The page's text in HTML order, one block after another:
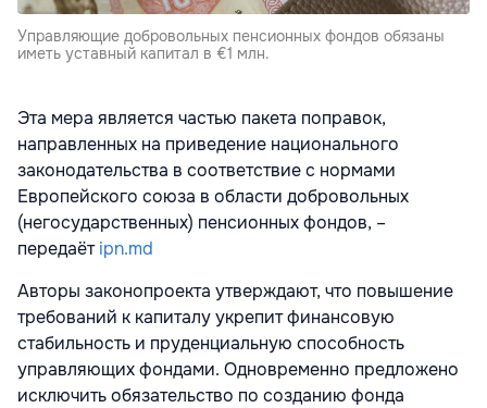
Управляющие добровольных пенсионных фондов обязаны
иметь уставный капитал в €1 млн.
Эта мера является частью пакета поправок,
направленных на приведение национального
законодательства в соответствие с нормами
Европейского союза в области добровольных
(негосударственных) пенсионных фондов, –
передаётipn.md
Авторы законопроекта утверждают, что повышение
требований к капиталу укрепит финансовую
стабильность и пруденциальную способность
управляющих фондами. Одновременно предложено
исключить обязательство по созданию фонда